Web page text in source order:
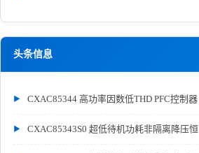
头条信息
CXAC85344 高功率因数低THD PFC控制器
CXAC85343S0 超低待机功耗非隔离降压恒